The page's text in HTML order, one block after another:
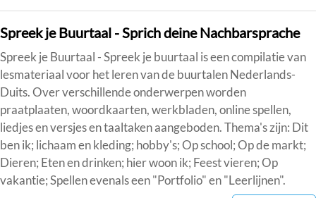
Spreek je Buurtaal - Sprich deine Nachbarsprache
Spreek je Buurtaal - Spreek je buurtaal is een compilatie van
lesmateriaal voor het leren van de buurtalen Nederlands-
Duits. Over verschillende onderwerpen worden
praatplaaten, woordkaarten, werkbladen, online spellen,
liedjes en versjes en taaltaken aangeboden. Thema's zijn: Dit
ben ik; lichaam en kleding; hobby's; Op school; Op de markt;
Dieren; Eten en drinken; hier woon ik; Feest vieren; Op
vakantie; Spellen evenals een "Portfolio" en "Leerlijnen".